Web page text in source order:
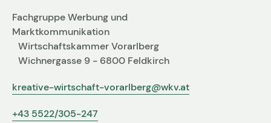
Fachgruppe Werbung und
Marktkommunikation
Wirtschaftskammer Vorarlberg
Wichnergasse 9 - 6800 Feldkirch
kreative-wirtschaft-vorarlberg@wkv.at
+43 5522/305-247